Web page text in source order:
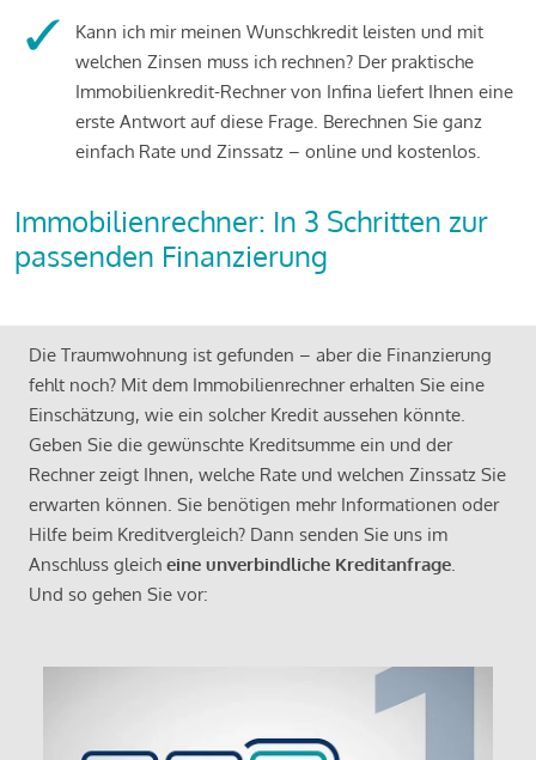
Kann ich mir meinen Wunschkredit leisten und mit
welchen Zinsen muss ich rechnen? Der praktische
Immobilienkredit-Rechner von Infina liefert Ihnen eine
erste Antwort auf diese Frage. Berechnen Sie ganz
einfach Rate und Zinssatz – online und kostenlos.
Immobilienrechner: In 3 Schritten zur
passenden Finanzierung
Die Traumwohnung ist gefunden – aber die Finanzierung
fehlt noch? Mit dem Immobilienrechner erhalten Sie eine
Einschätzung, wie ein solcher Kredit aussehen könnte.
Geben Sie die gewünschte Kreditsumme ein und der
Rechner zeigt Ihnen, welche Rate und welchen Zinssatz Sie
erwarten können. Sie benötigen mehr Informationen oder
Hilfe beim Kreditvergleich? Dann senden Sie uns im
Anschluss gleich eine unverbindliche Kreditanfrage.
Und so gehen Sie vor: